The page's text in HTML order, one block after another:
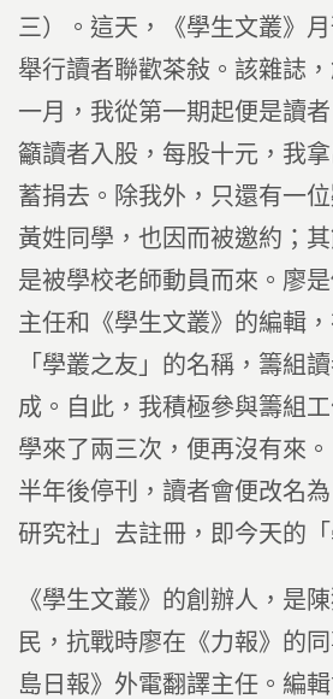
三）。這天，《學生文叢》月
舉行讀者聯歡茶敍。該雜誌
一月，我從第一期起便是讀
籲讀者入股，每股十元，我
蓄捐去。除我外，只還有一
黃姓同學，也因而被邀約；
是被學校老師動員而來。廖
主任和《學生文叢》的編輯
「學叢之友」的名稱，籌組
成。自此，我積極參與籌組
學來了兩三次，便再沒有來
半年後停刊，讀者會便改名
研究社」去註冊，即今天的「
《學生文叢》的創辦人，是
民，抗戰時廖在《力報》的
島日報》外電翻譯主任。編